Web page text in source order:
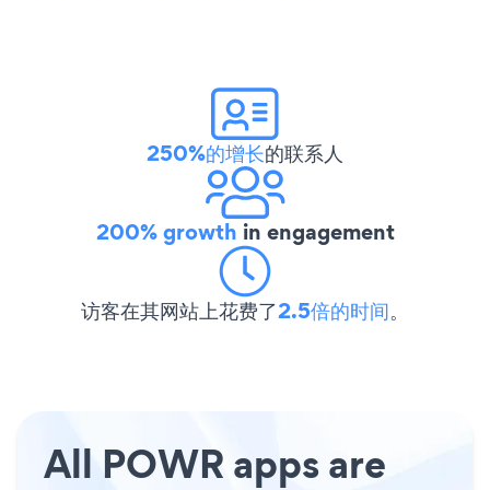
250%的增长的联系人
200% growth in engagement
访客在其网站上花费了2.5倍的时间。
All POWR apps are